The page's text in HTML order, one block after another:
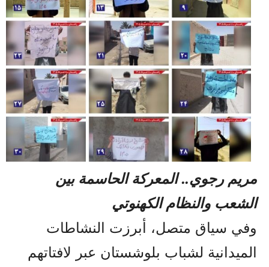
مريم رجوي.. المعركة الحاسمة بين
الشعب والنظام الکهنوتي
وفي سياق متصل، أبرزت النشاطات
الميدانية لشباب بلوشستان عبر لافتاتهم